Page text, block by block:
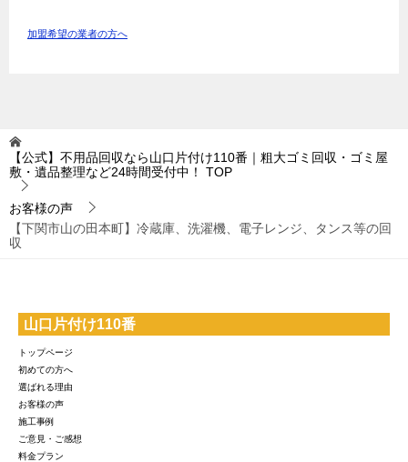
加盟希望の業者の方へ
【公式】不用品回収なら山口片付け110番｜粗大ゴミ回収・ゴミ屋
敷・遺品整理など24時間受付中！
TOP
お客様の声
【下関市山の田本町】冷蔵庫、洗濯機、電子レンジ、タンス等の回
収
山口片付け110番
トップページ
初めての方へ
選ばれる理由
お客様の声
施工事例
ご意見・ご感想
料金プラン